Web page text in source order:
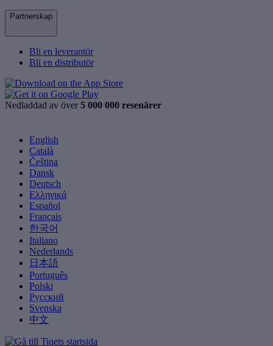
Partnerskap
Bli en leverantör
Bli en distributör
Nedladdad av över 5 000 000 resenärer
English
Català
Čeština
Dansk
Deutsch
Ελληνικά
Español
Français
한국어
Italiano
Nederlands
日本語
Português
Polski
Русский
Svenska
中文